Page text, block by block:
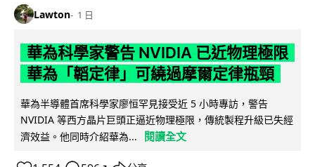
Lawton 1 日
華為科學家警告 NVIDIA 已近物理極限
華為「韜定律」可繞過摩爾定律瓶頸
華為半導體首席科學家廖恒罕見接受近 5 小時專訪，警告
NVIDIA 等西方晶片巨頭正逼近物理極限，傳統製程升級已失經
濟效益。他同時介紹華為...
閱讀全文